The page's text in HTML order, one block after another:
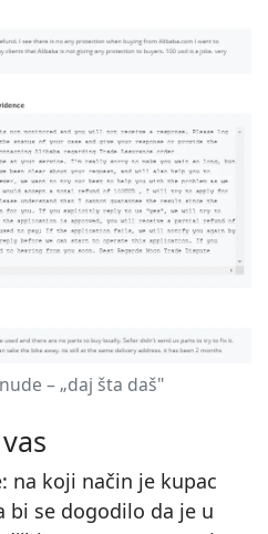
– „daj šta daš"
na koji način je kupac
bi se dogodilo da je u